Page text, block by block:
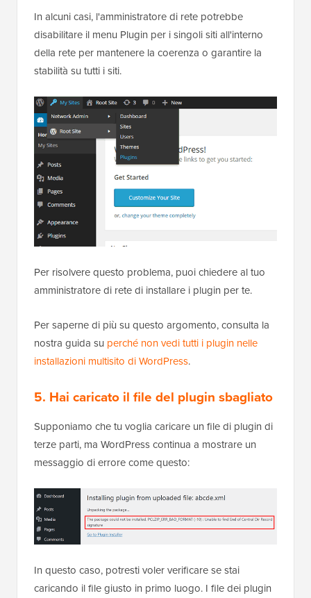
In alcuni casi, l'amministratore di rete potrebbe
disabilitare il menu Plugin per i singoli siti all'interno
della rete per mantenere la coerenza o garantire la
stabilità su tutti i siti.
Per risolvere questo problema, puoi chiedere al tuo
amministratore di rete di installare i plugin per te.
Per saperne di più su questo argomento, consulta la
nostra guida su perché non vedi tutti i plugin nelle
installazioni multisito di WordPress.
5. Hai caricato il file del plugin sbagliato
Supponiamo che tu voglia caricare un file di plugin di
terze parti, ma WordPress continua a mostrare un
messaggio di errore come questo:
In questo caso, potresti voler verificare se stai
caricando il file giusto in primo luogo. I file dei plugin